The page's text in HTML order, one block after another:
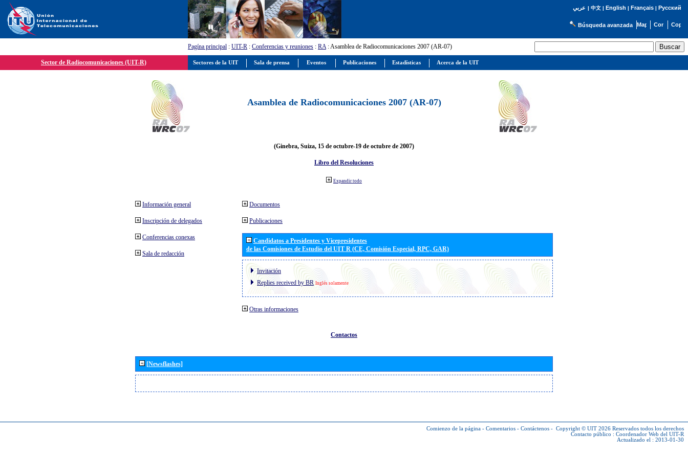
عربي | 中文| English | Français| Русский
Búsqueda avanzada
Pagína principal : UIT-R : Conferencias y reuniones : RA: Asamblea de Radiocomunicaciones 2007 (AR-07)
Sector de Radiocomunicaciones (UIT-R)
Asamblea de Radiocomunicaciones 2007 (AR-07)
(Ginebra, Suiza, 15 de octubre-19 de octubre de 2007)
Libro del Resoluciones
Expandir todo
Información general
Inscripción de delegados
Conferencias conexas
Sala de redacción
Documentos
Publicaciones
Candidatos a Presidentes y Vicepresidentes
de las Comisiones de Estudio del UIT R (CE, Comisión Especial, RPC, GAR)
Invitación
Replies received by BR Inglés solamente
Otras informaciones
Contactos
[Newsflashes]
Comienzo de la página - Comentarios - Contáctenos - Copyright © UIT 2026 Reservados todos los derechos
Contacto público : Coordenador Web del UIT-R
Actualizado el : 2013-01-30
Sectores de la UIT Sala de prensa Eventos Publicaciones Estadísticas Acerca de la UIT